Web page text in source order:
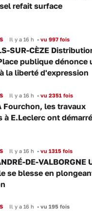
refait surface
Il y a 16 h •vu 997 fois
SUR-CÈZE
publique dénonce
la liberté d'expression
Il y a 16 h •vu 2351 fois
Fourchon, les travaux
à E.Leclerc ont démarré
Il y a 16 h •vu 1315 fois
DE-VALBORGNE
se blesse en
Il y a 16 h •vu 195 fois